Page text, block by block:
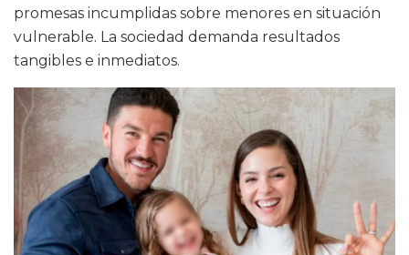
promesas incumplidas sobre menores en situación
vulnerable. La sociedad demanda resultados
tangibles e inmediatos.